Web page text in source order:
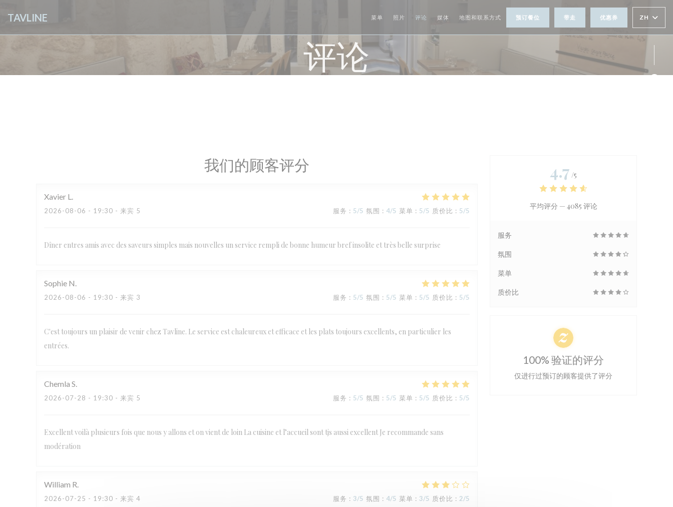
TAVLINE 菜单 照片 评论 媒体 地图和联系方式 预订餐位 带走 优惠券 ZH
评论
我们的顾客评分
Xavier L
2026-08-06 - 19:30 - 来宾 5 服务 : 5/5 氛围 : 4/5 菜单 : 5/5 质价比 : 5/5
Dîner entres amis avec des saveurs simples mais nouvelles un service rempli de bonne humeur bref insolite et très belle surprise
Sophie N
2026-08-06 - 19:30 - 来宾 3 服务 : 5/5 氛围 : 5/5 菜单 : 5/5 质价比 : 5/5
C'est toujours un plaisir de venir chez Tavline. Le service est chaleureux et efficace et les plats toujours excellents, en particulier les
entrées.
Chemla S
2026-07-28 - 19:30 - 来宾 5 服务 : 5/5 氛围 : 5/5 菜单 : 5/5 质价比 : 5/5
Excellent voilà plusieurs fois que nous y allons et on vient de loin La cuisine et l’accueil sont tjs aussi excellent Je recommande sans
modération
William R
2026-07-25 - 19:30 - 来宾 4 服务 : 3/5 氛围 : 4/5 菜单 : 3/5 质价比 : 2/5
4.7 /5
平均评分 — 4085 评论
服务
氛围
菜单
质价比
100% 验证的评分
仅进行过预订的顾客提供了评分